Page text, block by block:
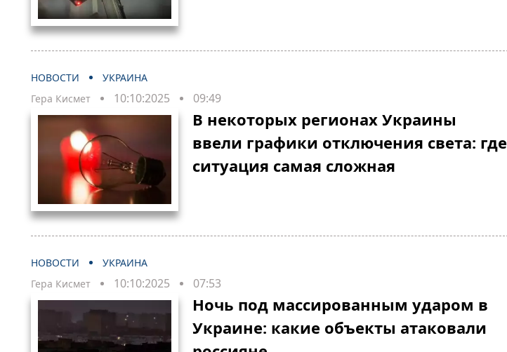
НОВОСТИ
УКРАИНА
Гера Кисмет
10:10:2025 09:49
В некоторых регионах Украины
ввели графики отключения света: где
ситуация самая сложная
НОВОСТИ
УКРАИНА
Гера Кисмет
10:10:2025 07:53
Ночь под массированным ударом в
Украине: какие объекты атаковали